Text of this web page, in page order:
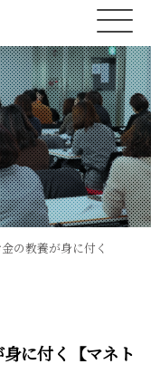
の教養が身に付く
に付く【マネト